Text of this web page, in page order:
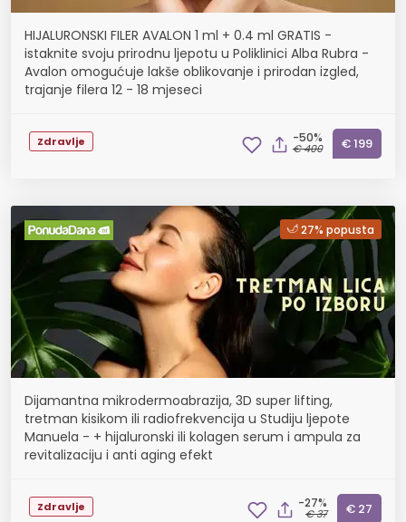
HIJALURONSKI FILER AVALON 1 ml + 0.4 ml GRATIS -
istaknite svoju prirodnu ljepotu u Poliklinici Alba Rubra -
Avalon omogućuje lakše oblikovanje i prirodan izgled,
trajanje filera 12 - 18 mjeseci
Zdravlje -50%
€ 400 € 199
27% popusta
Dijamantna mikrodermoabrazija, 3D super lifting,
tretman kisikom ili radiofrekvencija u Studiju ljepote
Manuela - + hijaluronski ili kolagen serum i ampula za
revitalizaciju i anti aging efekt
Zdravlje -27%
€ 37 € 27